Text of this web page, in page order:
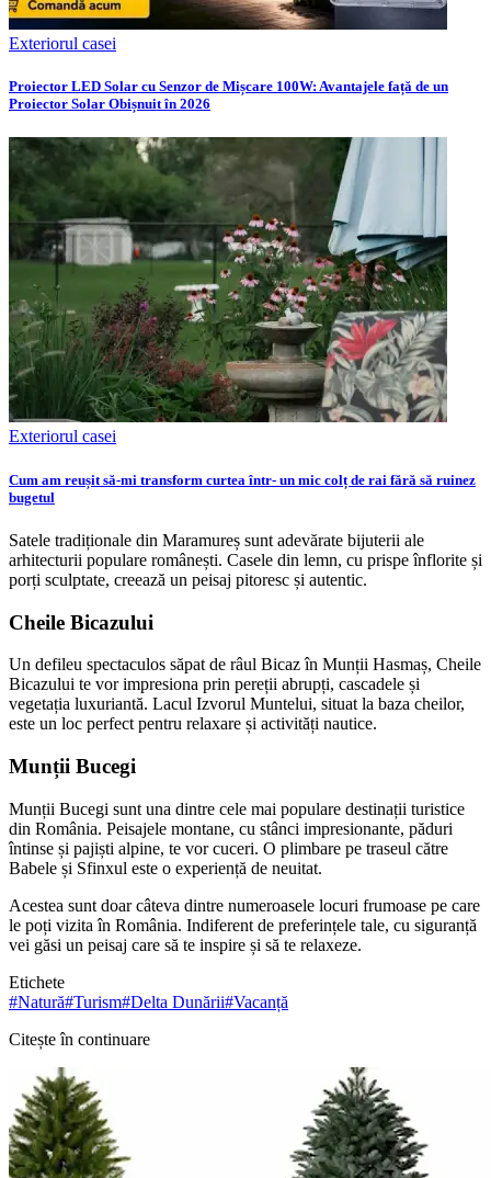
Exteriorul casei
Proiector LED Solar cu Senzor de Mișcare 100W: Avantajele față de un
Proiector Solar Obișnuit în 2026
Exteriorul casei
Cum am reușit să-mi transform curtea într- un mic colț de rai fără să ruinez
bugetul
Satele tradiționale din Maramureș sunt adevărate bijuterii ale
arhitecturii populare românești. Casele din lemn, cu prispe înflorite și
porți sculptate, creează un peisaj pitoresc și autentic.
Cheile Bicazului
Un defileu spectaculos săpat de râul Bicaz în Munții Hasmaș, Cheile
Bicazului te vor impresiona prin pereții abrupți, cascadele și
vegetația luxuriantă. Lacul Izvorul Muntelui, situat la baza cheilor,
este un loc perfect pentru relaxare și activități nautice.
Munții Bucegi
Munții Bucegi sunt una dintre cele mai populare destinații turistice
din România. Peisajele montane, cu stânci impresionante, păduri
întinse și pajiști alpine, te vor cuceri. O plimbare pe traseul către
Babele și Sfinxul este o experiență de neuitat.
Acestea sunt doar câteva dintre numeroasele locuri frumoase pe care
le poți vizita în România. Indiferent de preferințele tale, cu siguranță
vei găsi un peisaj care să te inspire și să te relaxeze.
Etichete
#Natură#Turism#Delta Dunării#Vacanță
Citește în continuare